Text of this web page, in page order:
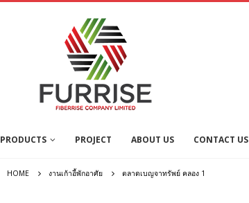
PRODUCTS PROJECT ABOUT US CONTACT US
HOME งานเก้าอี้พักอาศัย ตลาดเบญจาทรัพย์ คลอง 1